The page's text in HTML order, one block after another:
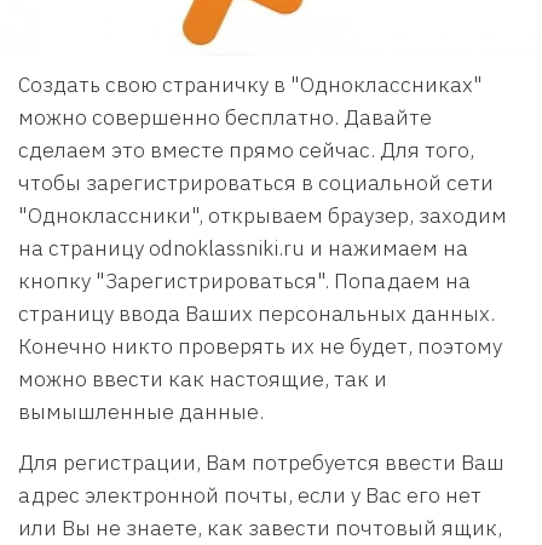
Создать свою страничку в "Одноклассниках"
можно совершенно бесплатно. Давайте
сделаем это вместе прямо сейчас. Для того,
чтобы зарегистрироваться в социальной сети
"Одноклассники", открываем браузер, заходим
на страницу odnoklassniki.ru и нажимаем на
кнопку "Зарегистрироваться". Попадаем на
страницу ввода Ваших персональных данных.
Конечно никто проверять их не будет, поэтому
можно ввести как настоящие, так и
вымышленные данные.
Для регистрации, Вам потребуется ввести Ваш
адрес электронной почты, если у Вас его нет
или Вы не знаете, как завести почтовый ящик,